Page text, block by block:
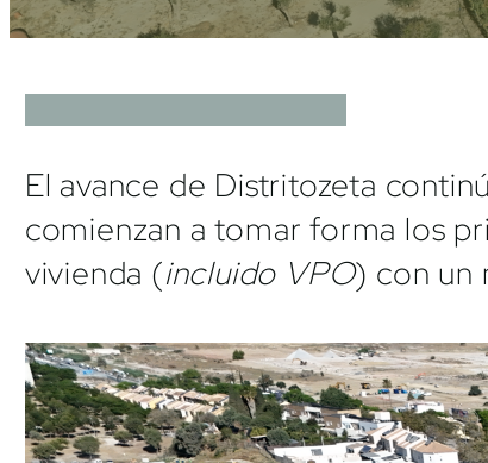
El avance de Distritozeta
comienzan a tomar forma los
vivienda (incluido VPO) con un